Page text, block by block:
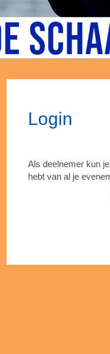
Login
Als deelnemer kun
hebt van al je